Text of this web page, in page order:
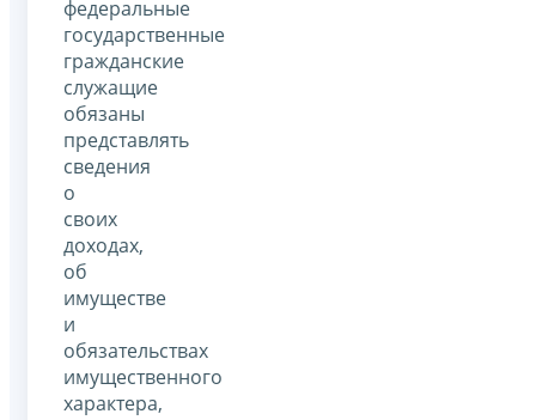
федеральные
государственные
гражданские
служащие
обязаны
представлять
сведения
о
своих
доходах,
об
имуществе
и
обязательствах
имущественного
характера,